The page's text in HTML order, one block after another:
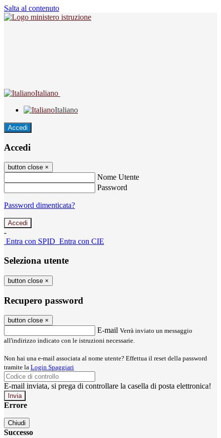
Salta al contenuto
Italiano
Italiano
Accedi
Accedi
button close ×
Nome Utente
Password
Password dimenticata?
-
Entra con SPID Entra con CIE
Seleziona utente
button close ×
Recupero password
button close ×
E-mail Verrà inviato un messaggio
all'indirizzo indicato con le istruzioni necessarie.
Non hai una e-mail associata al nome utente? Effettua il reset della password
tramite la Login Spaggiari
E-mail inviata, si prega di controllare la casella di posta elettronica!
Errore
Chiudi
Successo